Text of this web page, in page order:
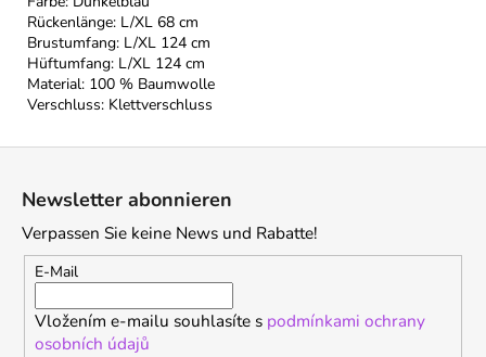
Rückenlänge: L/XL 68 cm
Brustumfang: L/XL 124 cm
Hüftumfang: L/XL 124 cm
Material: 100 % Baumwolle
Verschluss: Klettverschluss
Newsletter abonnieren
Verpassen Sie keine News und Rabatte!
E-Mail
Vložením e-mailu souhlasíte s podmínkami ochrany
osobních údajů